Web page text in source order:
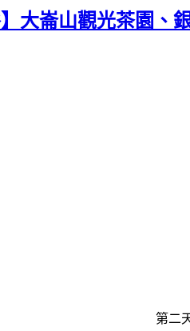
大崙山觀光茶園、
第二